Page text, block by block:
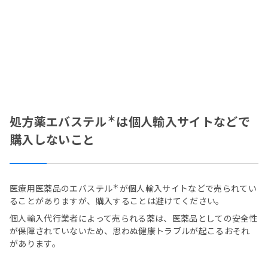
処方薬エバステル＊は個人輸入サイトなどで
購入しないこと
医療用医薬品のエバステル＊ が個人輸入サイトなどで売られてい
ることがありますが、購入することは避けてください。
個人輸入代行業者によって売られる薬は、医薬品としての安全性
が保障されていないため、思わぬ健康トラブルが起こるおそれ
があります。